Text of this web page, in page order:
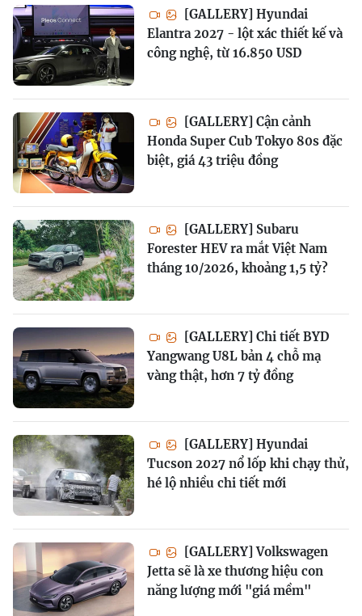
[GALLERY] Hyundai
Elantra 2027 - lột xác thiết kế và
công nghệ, từ 16.850 USD
[GALLERY] Cận cảnh
Honda Super Cub Tokyo 80s đặc
biệt, giá 43 triệu đồng
[GALLERY] Subaru
Forester HEV ra mắt Việt Nam
tháng 10/2026, khoảng 1,5 tỷ?
[GALLERY] Chi tiết BYD
Yangwang U8L bản 4 chỗ mạ
vàng thật, hơn 7 tỷ đồng
[GALLERY] Hyundai
Tucson 2027 nổ lốp khi chạy thử,
hé lộ nhiều chi tiết mới
[GALLERY] Volkswagen
Jetta sẽ là xe thương hiệu con
năng lượng mới "giá mềm"